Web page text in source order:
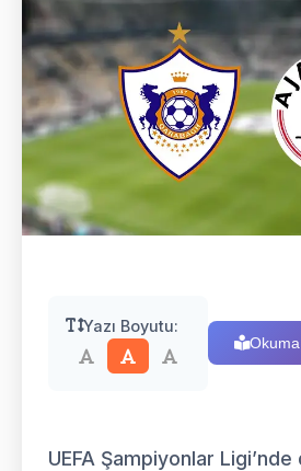
Yazı Boyutu:
UEFA Şampiyonlar